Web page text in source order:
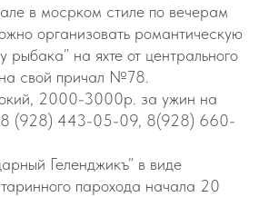
в мосрком стиле по вечерам
организовать романтическую
рыбака” на яхте от центрального
свой причал №78.
2000-3000р. за ужин на
8 (928) 443-05-09, 8(928) 660-
Геленджикъ” в виде
парохода начала 20